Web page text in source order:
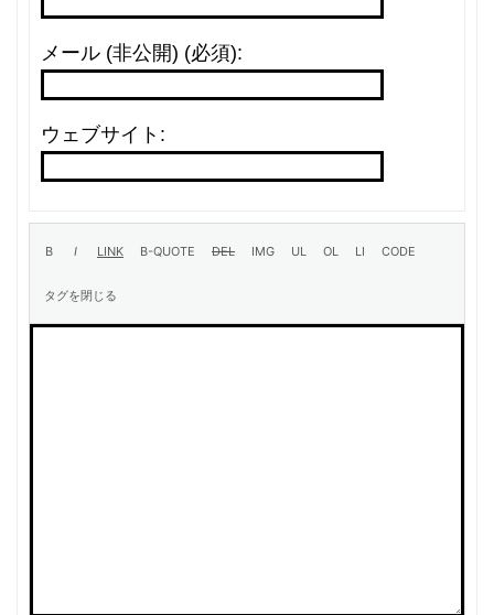
メール (非公開) (必須):
ウェブサイト: